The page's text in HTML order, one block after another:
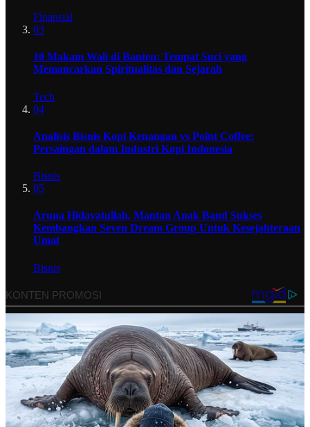
Finansial
03
10 Makam Wali di Banten: Tempat Suci yang
Memancarkan Spiritualitas dan Sejarah
Tech
04
Analisis Bisnis Kopi Kenangan vs Point Coffee:
Persaingan dalam Industri Kopi Indonesia
Bisnis
05
Aruna Hidayatullah, Mantan Anak Band Sukses
Kembangkan Seven Dream Group Untuk Kesejahteraan
Umat
Bisnis